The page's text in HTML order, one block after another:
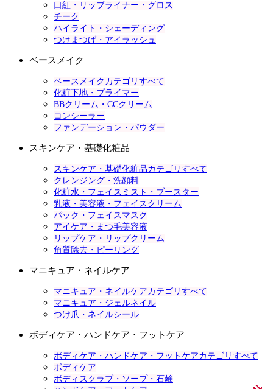
口紅・リップライナー・グロス
チーク
ハイライト・シェーディング
つけまつげ・アイラッシュ
ベースメイク
ベースメイクカテゴリすべて
化粧下地・プライマー
BBクリーム・CCクリーム
コンシーラー
ファンデーション・パウダー
スキンケア・基礎化粧品
スキンケア・基礎化粧品カテゴリすべて
クレンジング・洗顔料
化粧水・フェイスミスト・ブースター
乳液・美容液・フェイスクリーム
パック・フェイスマスク
アイケア・まつ毛美容液
リップケア・リップクリーム
角質除去・ピーリング
マニキュア・ネイルケア
マニキュア・ネイルケアカテゴリすべて
マニキュア・ジェルネイル
つけ爪・ネイルシール
ボディケア・ハンドケア・フットケア
ボディケア・ハンドケア・フットケアカテゴリすべて
ボディケア
ボディスクラブ・ソープ・石鹸